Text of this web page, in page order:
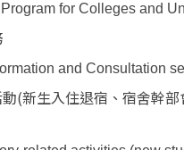
for Colleges and
and Consultation
(新生入住退宿、宿舍幹部